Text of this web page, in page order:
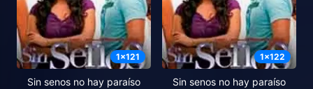
1x121
Sin senos no hay paraíso
1x122
Sin senos no hay paraíso